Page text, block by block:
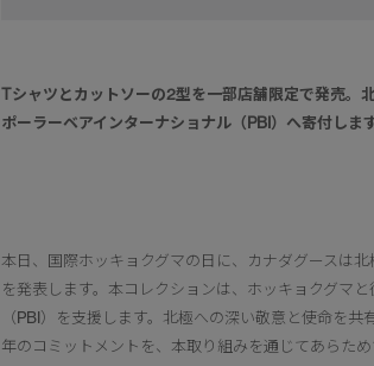
Tシャツとカットソーの2型を一部店舗限定で発売。
ポーラーベアインターナショナル（PBI）へ寄付します
本日、国際ホッキョクグマの日に、カナダグースは
を発表します。本コレクションは、ホッキョクグマ
（PBI）を支援します。北極への深い敬意と使命を
年のコミットメントを、本取り組みを通じてあらため